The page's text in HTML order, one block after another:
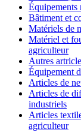
Équipements
Bâtiment et
Matériels de
Matériel et
agriculteur
Autres
Équipement
Articles de
Articles de
industriels
Articles
agriculteur